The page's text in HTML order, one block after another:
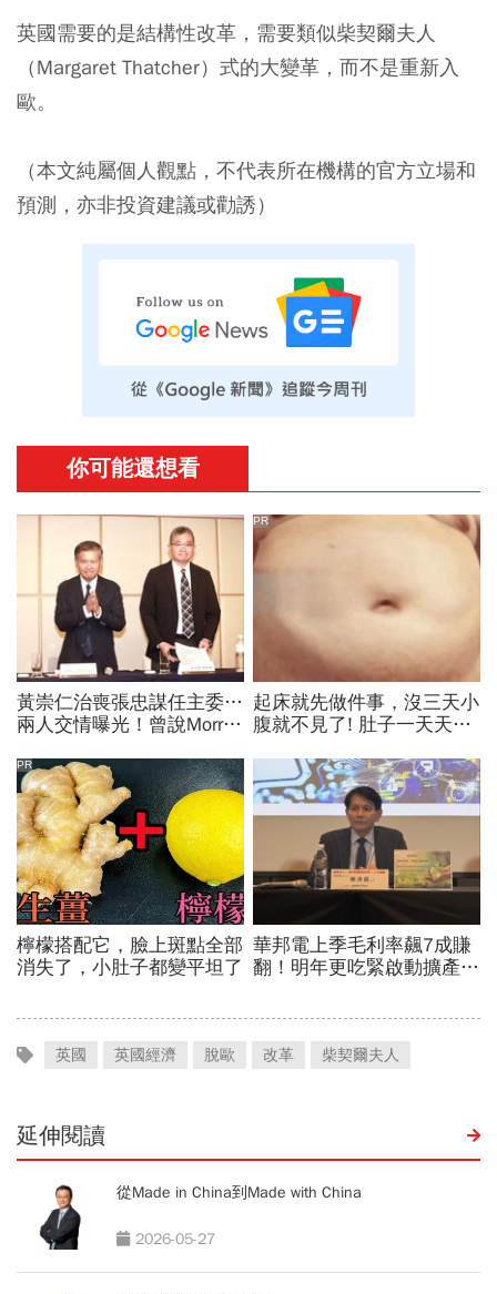
英國需要的是結構性改革，需要類似柴契爾夫人
（Margaret Thatcher）式的大變革，而不是重新入
歐。
（本文純屬個人觀點，不代表所在機構的官方立場和
預測，亦非投資建議或勸誘）
英國 英國經濟 脫歐 改革 柴契爾夫人
延伸閱讀
從Made in China到Made with China
2026-05-27